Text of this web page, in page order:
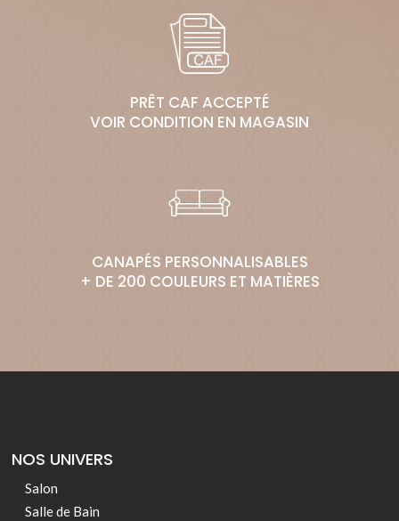
PRÊT CAF ACCEPTÉ
VOIR CONDITION EN MAGASIN
CANAPÉS PERSONNALISABLES
+ DE 200 COULEURS ET MATIÈRES
NOS UNIVERS
Salon
Salle de Bain